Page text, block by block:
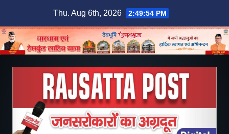
content
Thu. Aug 6th, 2026 2:49:55 PM